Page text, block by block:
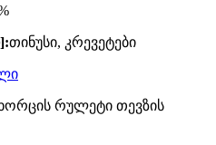
თინუსი, კრევეტები